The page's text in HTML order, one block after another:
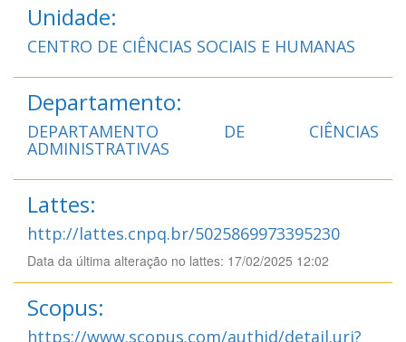
Unidade:
CENTRO DE CIÊNCIAS SOCIAIS E HUMANAS
Departamento:
DEPARTAMENTO DE CIÊNCIAS
ADMINISTRATIVAS
Lattes:
http://lattes.cnpq.br/5025869973395230
Data da última alteração no lattes: 17/02/2025 12:02
Scopus:
https://www.scopus.com/authid/detail.uri?